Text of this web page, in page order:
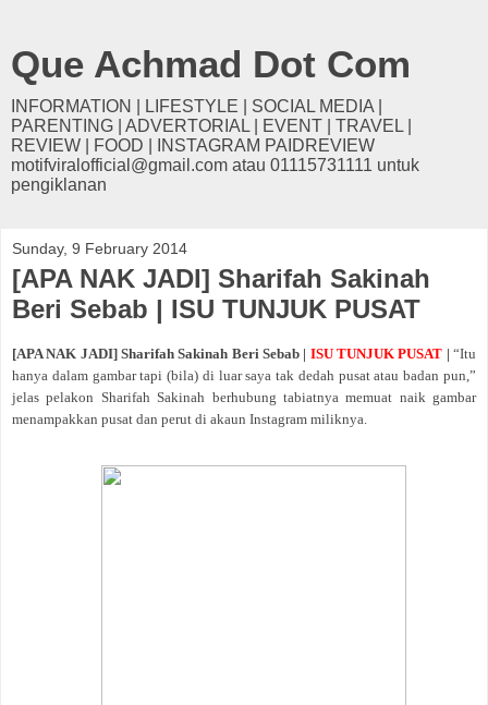
Que Achmad Dot Com
INFORMATION | LIFESTYLE | SOCIAL MEDIA |
PARENTING | ADVERTORIAL | EVENT | TRAVEL |
REVIEW | FOOD | INSTAGRAM PAIDREVIEW
motifviralofficial@gmail.com atau 01115731111 untuk
pengiklanan
Sunday, 9 February 2014
[APA NAK JADI] Sharifah Sakinah
Beri Sebab | ISU TUNJUK PUSAT
[APA NAK JADI] Sharifah Sakinah Beri Sebab | ISU TUNJUK PUSAT |“Itu
hanya dalam gambar tapi (bila) di luar saya tak dedah pusat atau badan pun,”
jelas pelakon Sharifah Sakinah berhubung tabiatnya memuat naik gambar
menampakkan pusat dan perut di akaun Instagram miliknya.